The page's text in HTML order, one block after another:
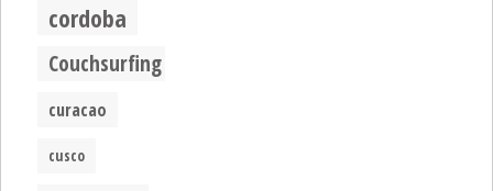
cordoba
Couchsurfing
curacao
cusco